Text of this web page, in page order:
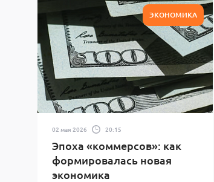
ЭКОНОМИКА
02 мая 2026 20:15
Эпоха «коммерсов»: как
формировалась новая
экономика